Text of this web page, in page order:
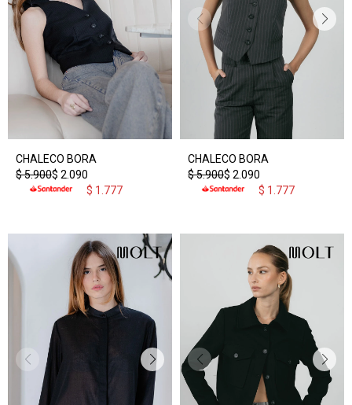
CHALECO BORA
$ 2.090
$5.900
$ 1.777
CHALECO BORA
$ 2.090
$5.900
$ 1.777